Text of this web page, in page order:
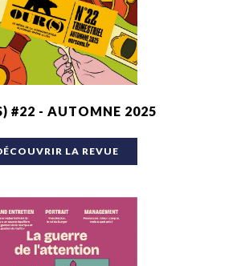
#22 - AUTOMNE 2025
LA REVUE